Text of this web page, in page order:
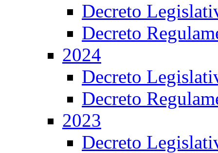
Decreto
Decreto
2024
Decreto
Decreto
2023
Decreto